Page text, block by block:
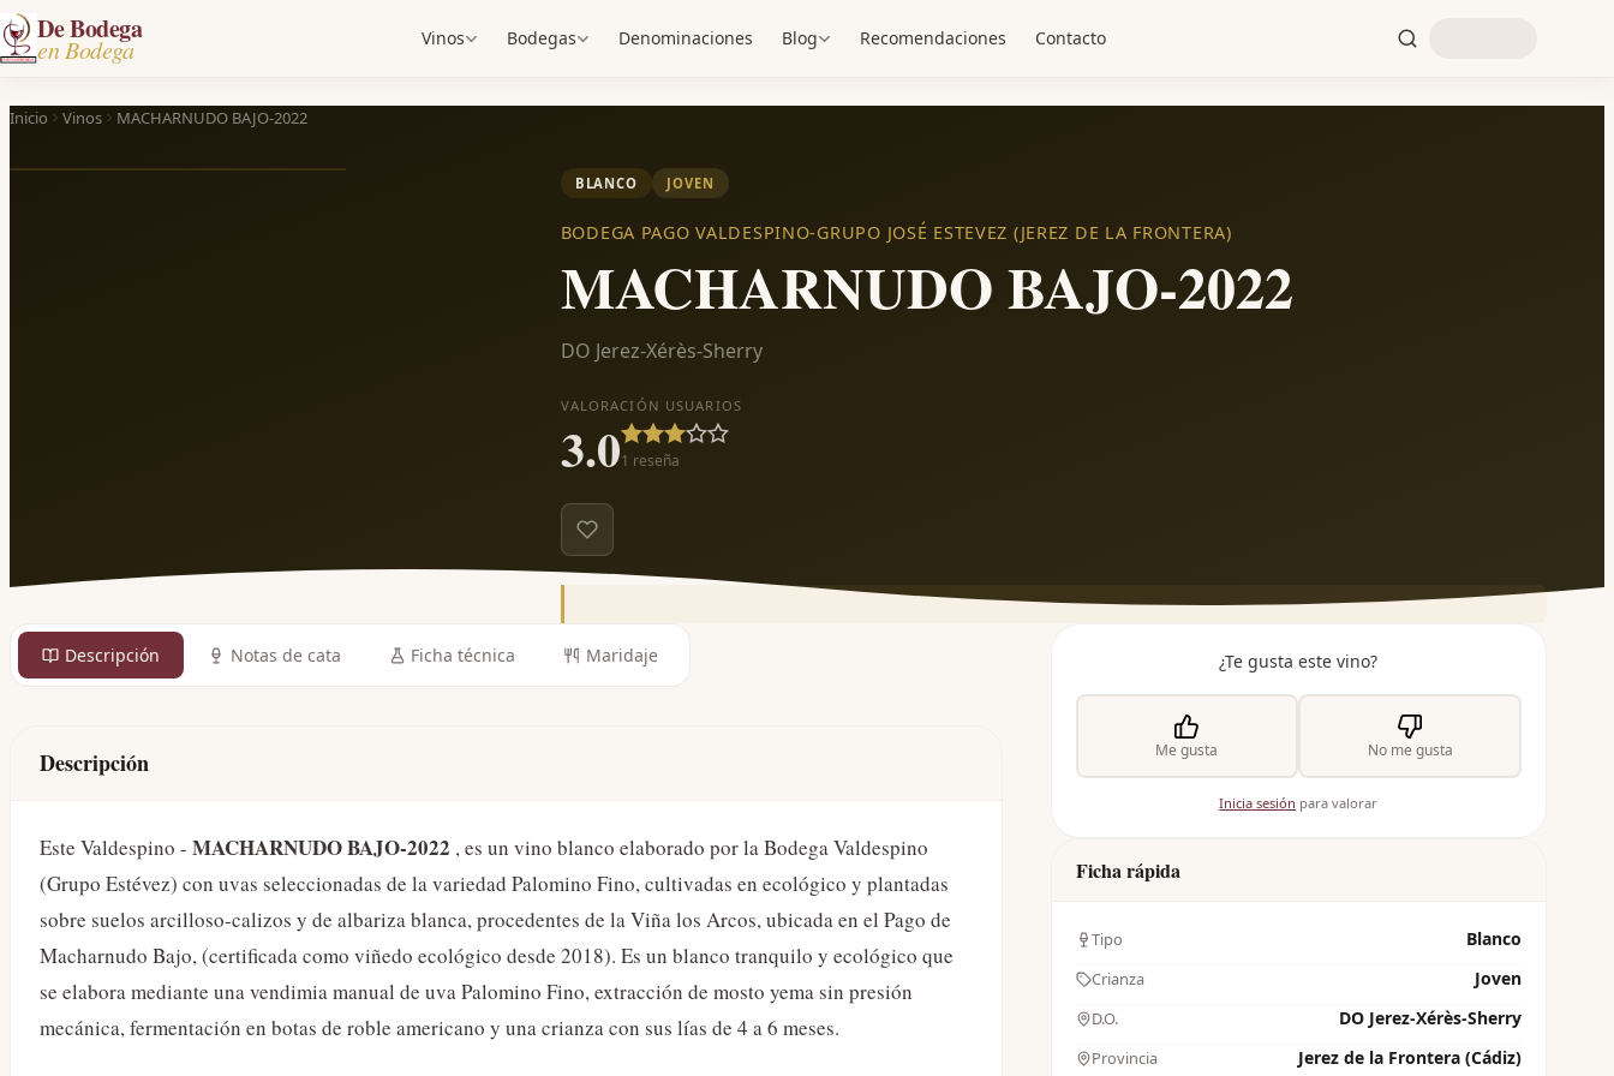
De Bodega
en Bodega Vinos Bodegas Denominaciones Blog Recomendaciones Contacto
Inicio Vinos MACHARNUDO BAJO-2022
BLANCO JOVEN
BODEGA PAGO VALDESPINO-GRUPO JOSÉ ESTEVEZ (JEREZ DE LA FRONTERA)
MACHARNUDO BAJO-2022
DO Jerez-Xérès-Sherry
VALORACIÓN USUARIOS
3.01 reseña
Descripción Notas de cata Ficha técnica Maridaje
Descripción
Este Valdespino - MACHARNUDO BAJO-2022 , es un vino blanco elaborado por la Bodega Valdespino
(Grupo Estévez) con uvas seleccionadas de la variedad Palomino Fino, cultivadas en ecológico y plantadas
sobre suelos arcilloso-calizos y de albariza blanca, procedentes de la Viña los Arcos, ubicada en el Pago de
Macharnudo Bajo, (certificada como viñedo ecológico desde 2018). Es un blanco tranquilo y ecológico que
se elabora mediante una vendimia manual de uva Palomino Fino, extracción de mosto yema sin presión
mecánica, fermentación en botas de roble americano y una crianza con sus lías de 4 a 6 meses.
¿Te gusta este vino?
Me gusta No me gusta
Inicia sesión para valorar
Ficha rápida
Tipo Blanco
Crianza Joven
D.O. DO Jerez-Xérès-Sherry
Provincia Jerez de la Frontera (Cádiz)